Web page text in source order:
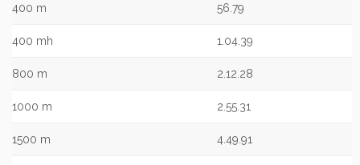
400 m 56.79
400 mh 1.04.39
800 m 2.12.28
1000 m 2.55.31
1500 m 4.49.91